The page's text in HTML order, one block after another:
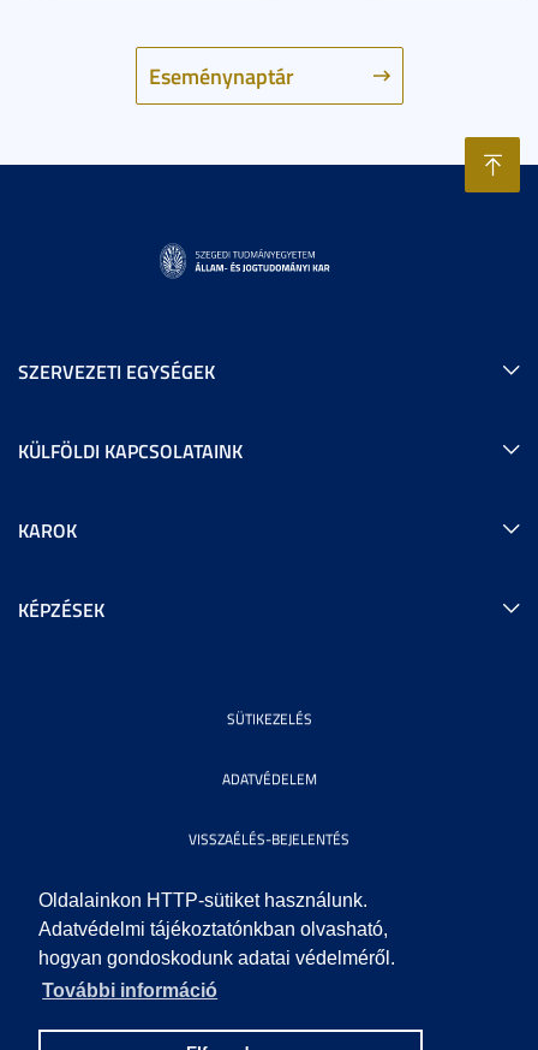
Oldalainkon HTTP-sütiket használunk.
Adatvédelmi tájékoztatónkban olvasható,
hogyan gondoskodunk adatai védelméről.
További információ
Eseménynaptár
SZERVEZETI EGYSÉGEK
KÜLFÖLDI KAPCSOLATAINK
KAROK
KÉPZÉSEK
SÜTIKEZELÉS
ADATVÉDELEM
VISSZAÉLÉS-BEJELENTÉS
KÖZÉRDEKŰ ADATOK
IMPRESSZUM